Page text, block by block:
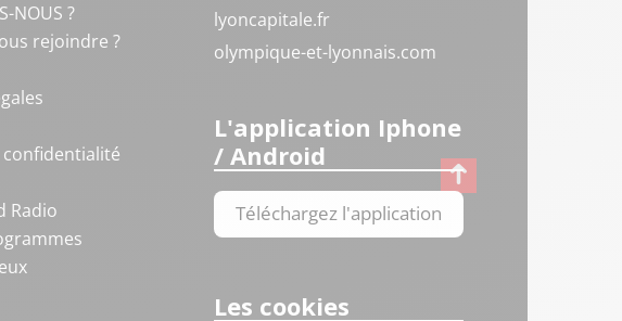
NOUS ?
rejoindre ?
Radio
lyoncapitale.fr
olympique-et-lyonnais.com
L'application Iphone
/ Android
Téléchargez l'application
Les cookies